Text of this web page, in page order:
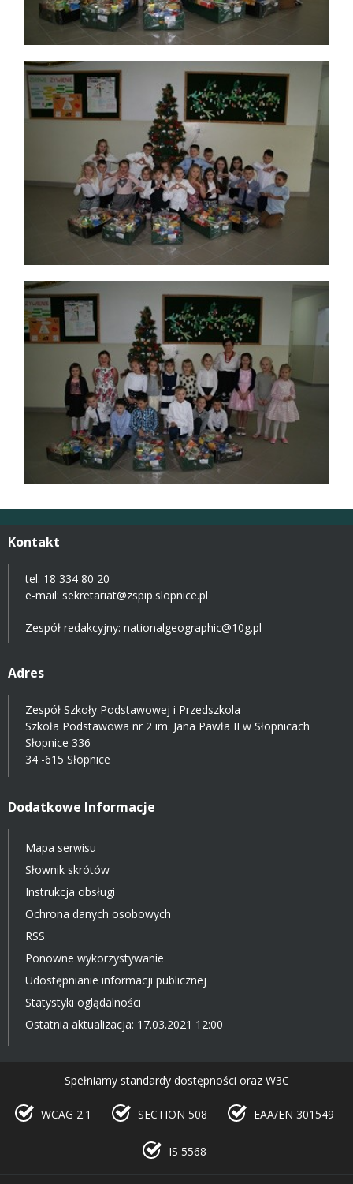
Kontakt
tel. 18 334 80 20
e-mail: sekretariat@zspip.slopnice.pl
Zespół redakcyjny: nationalgeographic@10g.pl
Adres
Zespół Szkoły Podstawowej i Przedszkola
Szkoła Podstawowa nr 2 im. Jana Pawła II w Słopnicach
Słopnice 336
34 -615 Słopnice
Dodatkowe Informacje
Mapa serwisu
Słownik skrótów
Instrukcja obsługi
Ochrona danych osobowych
RSS
Ponowne wykorzystywanie
Udostępnianie informacji publicznej
Statystyki oglądalności
Ostatnia aktualizacja: 17.03.2021 12:00
Spełniamy standardy dostępności oraz W3C
WCAG 2.1 SECTION 508 EAA/EN 301549
IS 5568